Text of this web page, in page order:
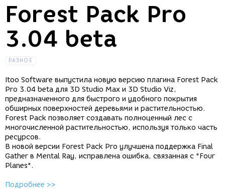
Forest Pack Pro
3.04 beta
РАЗНОЕ
Itoo Software выпустила новую версию плагина Forest Pack
Pro 3.04 beta для 3D Studio Max и 3D Studio Viz,
предназначенного для быстрого и удобного покрытия
обширных поверхностей деревьями и растительностью.
Forest Pack позволяет создавать полноценный лес с
многочисленной растительностью, используя только часть
ресурсов.
В новой версии Forest Pack Pro улучшена поддержка Final
Gather в Mental Ray, исправлена ошибка, связанная с "Four
Planes".
Подробнее >>